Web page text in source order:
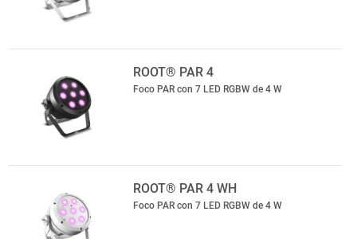
ROOT® PAR 4
Foco PAR con 7 LED RGBW de 4 W
ROOT® PAR 4 WH
Foco PAR con 7 LED RGBW de 4 W